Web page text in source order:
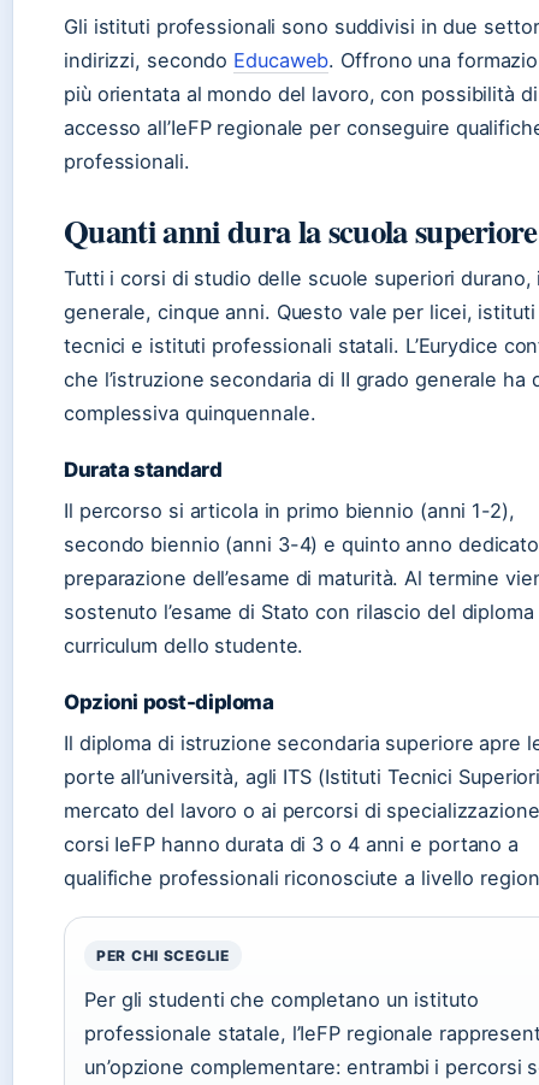
Gli istituti professionali sono suddivisi in due
indirizzi, secondo Educaweb. Offrono una
più orientata al mondo del lavoro, con possibilità di
accesso all’IeFP regionale per conseguire
professionali.
Quanti anni dura la scuola
Tutti i corsi di studio delle scuole superiori durano,
generale, cinque anni. Questo vale per licei, istituti
tecnici e istituti professionali statali. L’Eurydice
che l’istruzione secondaria di II grado generale ha
complessiva quinquennale.
Durata standard
Il percorso si articola in primo biennio (anni 1-2),
secondo biennio (anni 3-4) e quinto anno
preparazione dell’esame di maturità. Al termine
sostenuto l’esame di Stato con rilascio del diploma
curriculum dello studente.
Opzioni post-diploma
Il diploma di istruzione secondaria superiore apre
porte all’università, agli ITS (Istituti Tecnici
mercato del lavoro o ai percorsi di
corsi IeFP hanno durata di 3 o 4 anni e portano a
qualifiche professionali riconosciute a livello
PER CHI SCEGLIE
Per gli studenti che completano un istituto
professionale statale, l’IeFP regionale
un’opzione complementare: entrambi i percorsi